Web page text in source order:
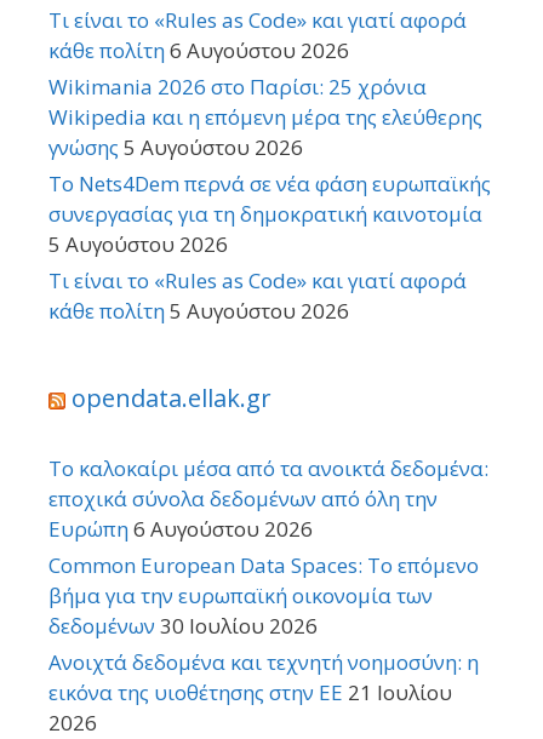
Τι είναι το «Rules as Code» και γιατί αφορά
κάθε πολίτη6 Αυγούστου 2026
Wikimania 2026 στο Παρίσι: 25 χρόνια
Wikipedia και η επόμενη μέρα της ελεύθερης
γνώσης 5 Αυγούστου 2026
Το Nets4Dem περνά σε νέα φάση ευρωπαϊκής
συνεργασίας για τη δημοκρατική καινοτομία
5 Αυγούστου 2026
Τι είναι το «Rules as Code» και γιατί αφορά
κάθε πολίτη5 Αυγούστου 2026
opendata.ellak.gr
Το καλοκαίρι μέσα από τα ανοικτά δεδομένα:
εποχικά σύνολα δεδομένων από όλη την
Ευρώπη6 Αυγούστου 2026
Common European Data Spaces: Το επόμενο
βήμα για την ευρωπαϊκή οικονομία των
δεδομένων 30 Ιουλίου 2026
Ανοιχτά δεδομένα και τεχνητή νοημοσύνη: η
εικόνα της υιοθέτησης στην ΕΕ 21 Ιουλίου
2026